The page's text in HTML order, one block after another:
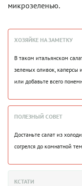
микрозеленью.
ХОЗЯЙКЕ НА ЗАМЕТКУ
В таком итальянском
зеленых оливок, каперсы
или добавьте всего
ПОЛЕЗНЫЙ СОВЕТ
Достаньте салат из
согрелся до комнатной
КСТАТИ